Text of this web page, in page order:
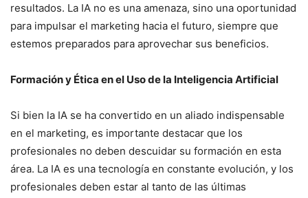
resultados. La IA no es una amenaza, sino una oportunidad
para impulsar el marketing hacia el futuro, siempre que
estemos preparados para aprovechar sus beneficios.
Formación y Ética en el Uso de la Inteligencia Artificial
Si bien la IA se ha convertido en un aliado indispensable
en el marketing, es importante destacar que los
profesionales no deben descuidar su formación en esta
área. La IA es una tecnología en constante evolución, y los
profesionales deben estar al tanto de las últimas